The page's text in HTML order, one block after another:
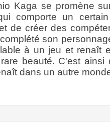
Kaga se promène
comporte un
de créer des
son
à un jeu et renaît
beauté. C'est
dans un autre